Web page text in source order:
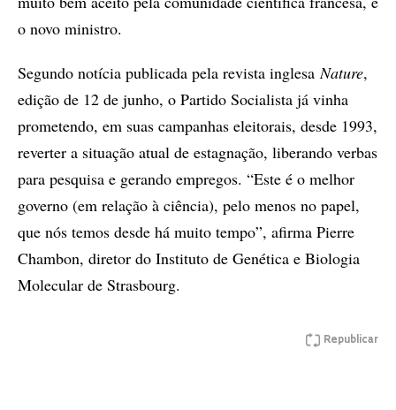
o novo ministro.
Segundo notícia publicada pela revista inglesaNature,
edição de 12 de junho, o Partido Socialista já vinha
prometendo, em suas campanhas eleitorais, desde 1993,
reverter a situação atual de estagnação, liberando verbas
para pesquisa e gerando empregos. “Este é o melhor
governo (em relação à ciência), pelo menos no papel,
que nós temos desde há muito tempo”, afirma Pierre
Chambon, diretor do Instituto de Genética e Biologia
Molecular de Strasbourg.
Republicar